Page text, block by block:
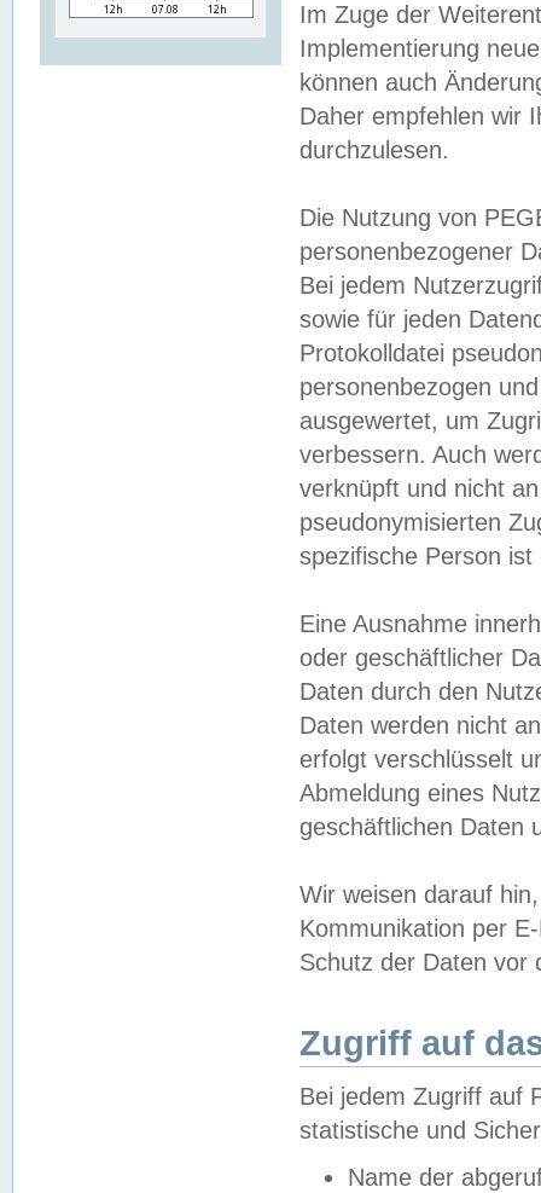
Im Zuge der
Implementierung
können auch
Daher empfehlen wir
durchzulesen.
Die Nutzung von
personenbezogener
Bei jedem
sowie für jeden
Protokolldatei
personenbezogen
ausgewertet, um
verbessern. Auch
verknüpft und nicht
pseudonymisierten
spezifische Person
Eine Ausnahme
oder geschäftlicher
Daten durch den
Daten werden nicht
erfolgt verschlüsselt
Abmeldung eines
geschäftlichen Daten
Wir weisen darauf
Kommunikation per
Schutz der Daten vor
Zugriff auf
Bei jedem Zugriff auf
statistische und
Name der